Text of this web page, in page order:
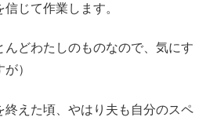
じて作業します。
んどわたしのものなので、気にす
）
終えた頃、やはり夫も自分のスペ